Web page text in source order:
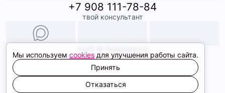
ТК Терминал
ТРК Континент
Доставка
Условия оплаты
Образы
+7 908 111-78-84
твой консультант
Политика конфиденциальности
Соглашение cookie
Сайт создали
Мы используем cookies для улучшения работы сайта.
Принять
Отказаться